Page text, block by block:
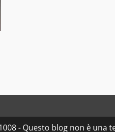
- Questo blog non è una